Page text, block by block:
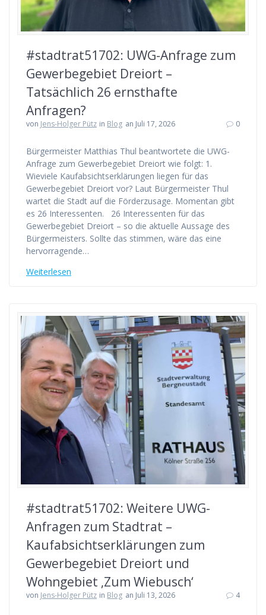
#stadtrat51702: UWG-Anfrage zum
Gewerbegebiet Dreiort –
Tatsächlich 26 ernsthafte
Anfragen?
von Jens-Holger Pütz in Blog an Juli 17, 2026 0
Bürgermeister Matthias Thul beantwortete die UWG-
Anfrage zum Gewerbegebiet Dreiort wie folgt: 1.
Wieviele Kaufabsichtserklärungen liegen für das
Gewerbegebiet Dreiort vor? Laut Bürgermeister Thul
wartet die Stadt auf die Förderzusage. Momentan gibt
es 26 Interessenten. 26 Interessenten für das
Gewerbegebiet Dreiort – so die aktuelle Aussage des
Bürgermeisters. Sollte das stimmen, wäre das eine
hervorragende…
Weiterlesen
#stadtrat51702: Weitere UWG-
Anfragen zum Stadtrat –
Kaufabsichtserklärungen zum
Gewerbegebiet Dreiort und
Wohngebiet ‚Zum Wiebusch‘
von Jens-Holger Pütz in Blog an Juli 13, 2026 4